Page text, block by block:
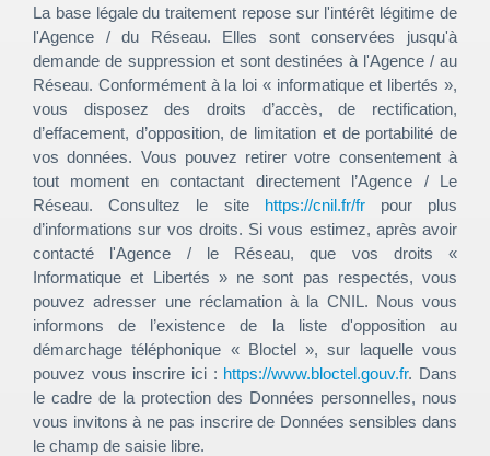
La base légale du traitement repose sur l'intérêt légitime de
l'Agence / du Réseau. Elles sont conservées jusqu'à
demande de suppression et sont destinées à l'Agence / au
Réseau. Conformément à la loi « informatique et libertés »,
vous disposez des droits d’accès, de rectification,
d’effacement, d’opposition, de limitation et de portabilité de
vos données. Vous pouvez retirer votre consentement à
tout moment en contactant directement l’Agence / Le
Réseau. Consultez le site
https://cnil.fr/frpour plus
d’informations sur vos droits. Si vous estimez, après avoir
contacté l'Agence / le Réseau, que vos droits «
Informatique et Libertés » ne sont pas respectés, vous
pouvez adresser une réclamation à la CNIL. Nous vous
informons de l’existence de la liste d'opposition au
démarchage téléphonique « Bloctel », sur laquelle vous
pouvez vous inscrire ici : https://www.bloctel.gouv.fr. Dans
le cadre de la protection des Données personnelles, nous
vous invitons à ne pas inscrire de Données sensibles dans
le champ de saisie libre.